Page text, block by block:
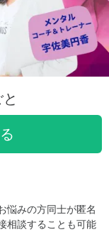
悩みの方同士が匿名
相談することも可能